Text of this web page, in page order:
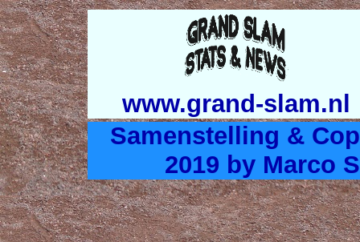
www.grand-slam.nl
Samenstelling &
2019 by Marco